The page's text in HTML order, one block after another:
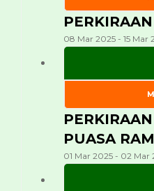
08 Mar 2025 - 15 Mar
PUASA
01 Mar 2025 - 02 Mar